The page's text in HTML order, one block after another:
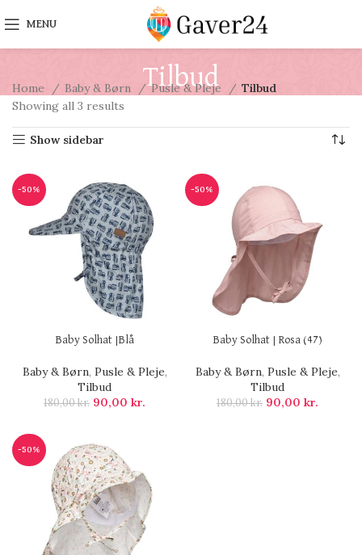
MENU
Tilbud
Home Baby & Børn Pusle & Pleje
Tilbud
Showing all 3 results
Show sidebar
-50%
Baby Solhat |Blå
Baby & Børn, Pusle & Pleje,
Tilbud
180,00kr. 90,00 kr.
-50%
Baby Solhat | Rosa (47)
Baby & Børn, Pusle & Pleje,
Tilbud
180,00kr. 90,00 kr.
-50%